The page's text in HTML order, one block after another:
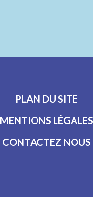
PLAN DU SITE
MENTIONS LÉGALES
CONTACTEZ NOUS